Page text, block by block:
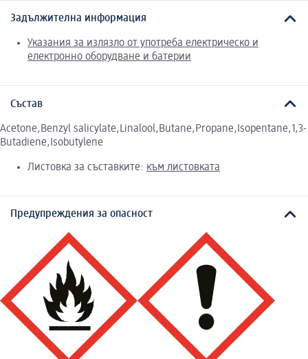
Задължителна информация
Указания за излязло от употреба електрическо и
електронно оборудване и батерии
Състав
Acetone,Benzyl salicylate,Linalool,Butane,Propane,Isopentane,1,3-
Butadiene,Isobutylene
Листовка за съставките: към листовката
Предупреждения за опасност